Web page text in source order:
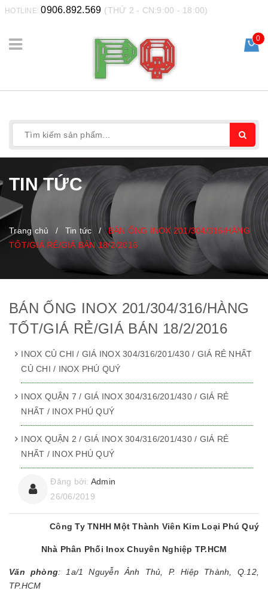
HOTLINE:0906.892.569 (THỨ 2 - CN:9:00 - 18:00)
0
TIN TỨC
Trang chủ / Tin tức /
BÁN ỐNG INOX 201/304/316/HÀNG
TỐT/GIÁ RẺ/GIÁ BÁN 18/2/2016
BÁN ỐNG INOX 201/304/316/HÀNG
TỐT/GIÁ RẺ/GIÁ BÁN 18/2/2016
INOX CỦ CHI / GIÁ INOX 304/316/201/430 / GIÁ RẺ NHẤT
CỦ CHI / INOX PHÚ QUÝ
INOX QUẬN 7 / GIÁ INOX 304/316/201/430 / GIÁ RẺ
NHẤT / INOX PHÚ QUÝ
INOX QUẬN 2 / GIÁ INOX 304/316/201/430 / GIÁ RẺ
NHẤT / INOX PHÚ QUÝ
Đăng bởi: Admin
26/06/2019
Công Ty TNHH Một Thành Viên Kim Loại Phú Quý
Nhà Phân Phối Inox Chuyên Nghiệp TP.HCM
Văn phòng: 1a/1 Nguyễn Ảnh Thủ, P. Hiệp Thành, Q.12,
TP.HCM